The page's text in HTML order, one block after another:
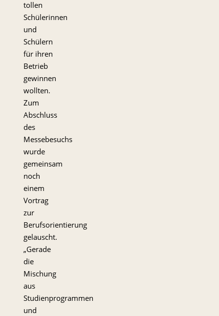
tollen
Schülerinnen
und
Schülern
für ihren
Betrieb
gewinnen
wollten.
Zum
Abschluss
des
Messebesuchs
wurde
gemeinsam
noch
einem
Vortrag
zur
Berufsorientierung
gelauscht.
„Gerade
die
Mischung
aus
Studienprogrammen
und